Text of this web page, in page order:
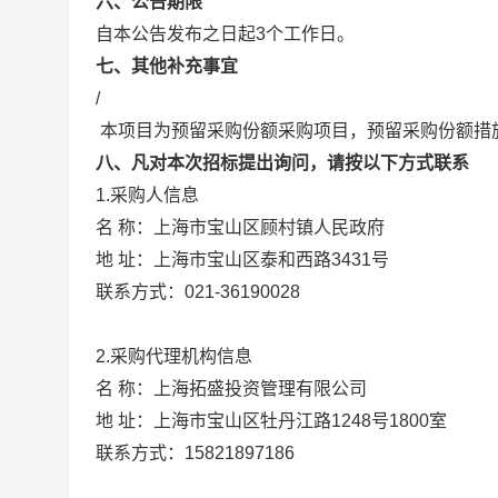
自本公告发布之日起3个工作日。
七、其他补充事宜
/
本项目为预留采购份额采购项目，预留采购份额措
八、凡对本次招标提出询问，请按以下方式联系
1.采购人信息
名 称： 上海市宝山区顾村镇人民政府
地 址：
上海市宝山区泰和西路3431号
联系方式： 021-36190028
2.采购代理机构信息
名 称：
上海拓盛投资管理有限公司
地 址：
上海市宝山区牡丹江路1248号1800室
联系方式： 15821897186